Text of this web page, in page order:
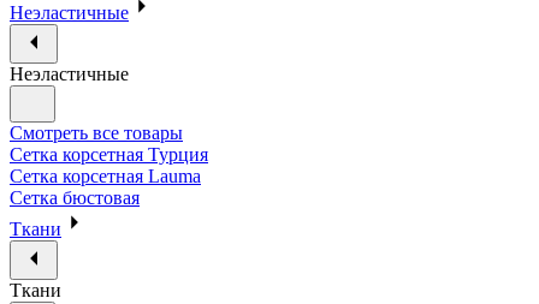
Неэластичные
Неэластичные
Смотреть все товары
Сетка корсетная Турция
Сетка корсетная Lauma
Сетка бюстовая
Ткани
Ткани